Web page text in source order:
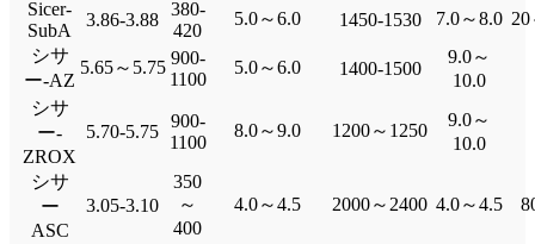
Sicer-
SubA
3.86-3.88
380-
420
5.0～6.0 1450-1530 7.0～8.0
シサ
ー-AZ
5.65～5.75 900-
1100
5.0～6.0 1400-1500
9.0～
10.0
シサ
ー-
ZROX
5.70-5.75
900-
1100
8.0～9.0 1200～1250
9.0～
10.0
シサ
ー
ASC
3.05-3.10
350
～
400
4.0～4.5 2000～2400 4.0～4.5